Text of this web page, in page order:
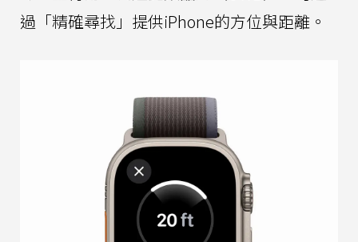
過「精確尋找」提供iPhone的方位與距離。